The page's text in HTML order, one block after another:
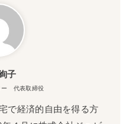
子
ー 代表取締役
で経済的自由を得る方